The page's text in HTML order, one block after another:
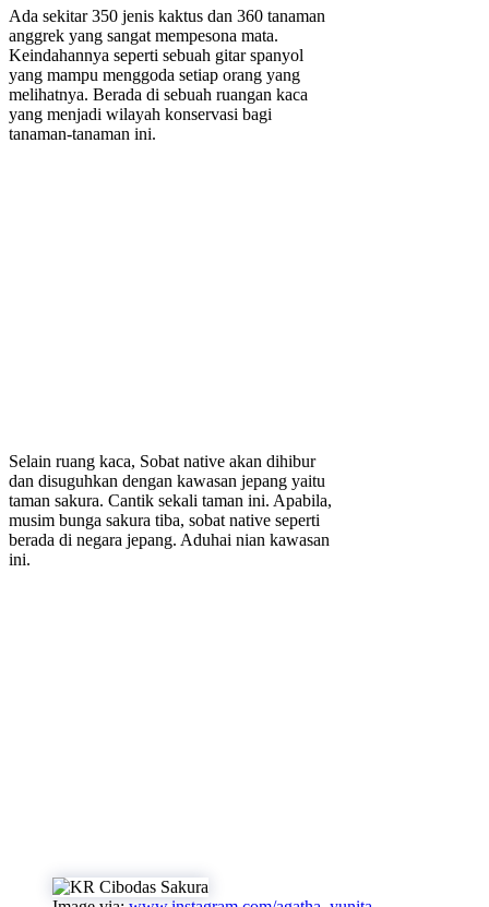
Ada sekitar 350 jenis kaktus dan 360 tanaman
anggrek yang sangat mempesona mata.
Keindahannya seperti sebuah gitar spanyol
yang mampu menggoda setiap orang yang
melihatnya. Berada di sebuah ruangan kaca
yang menjadi wilayah konservasi bagi
tanaman-tanaman ini.
Selain ruang kaca, Sobat native akan dihibur
dan disuguhkan dengan kawasan jepang yaitu
taman sakura. Cantik sekali taman ini. Apabila,
musim bunga sakura tiba, sobat native seperti
berada di negara jepang. Aduhai nian kawasan
ini.